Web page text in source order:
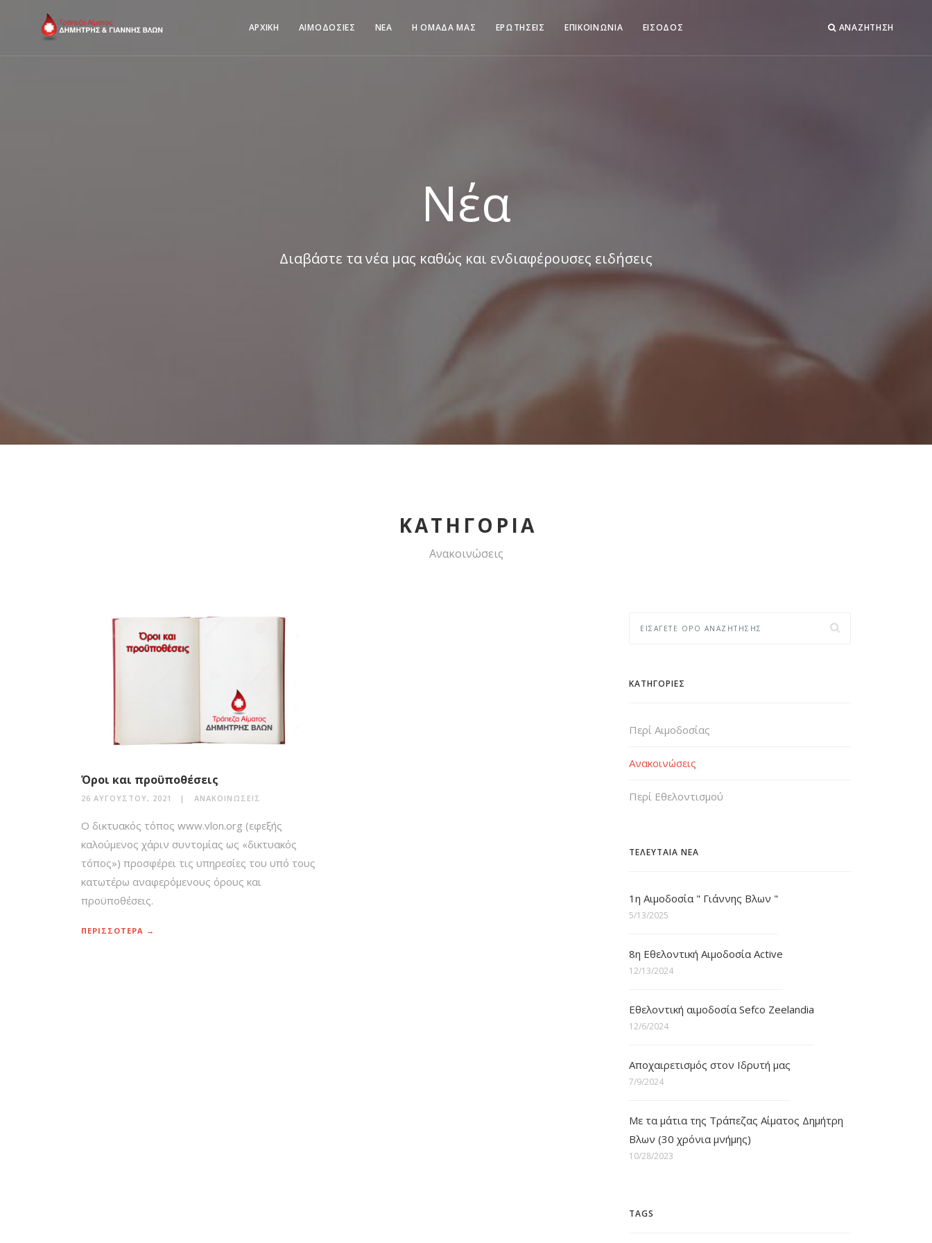
ΑΡΧΙΚΗ ΑΙΜΟΔΟΣΙΕΣ ΝΕΑ Η ΟΜΑΔΑ ΜΑΣ ΕΡΩΤΗΣΕΙΣ ΕΠΙΚΟΙΝΩΝΙΑ ΕΙΣΟΔΟΣ ΑΝΑΖΗΤΗΣΗ
Νέα
Διαβάστε τα νέα μας καθώς και ενδιαφέρουσες ειδήσεις
ΚΑΤΗΓΟΡΙΑ
Ανακοινώσεις
Όροι και προϋποθέσεις
26 ΑΥΓΟΎΣΤΟΥ, 2021 ΑΝΑΚΟΙΝΏΣΕΙΣ
O δικτυακός τόπος www.vlon.org (εφεξής
καλούμενος χάριν συντομίας ως «δικτυακός
τόπος») προσφέρει τις υπηρεσίες του υπό τους
κατωτέρω αναφερόμενους όρους και
προϋποθέσεις.
ΠΕΡΙΣΣΟΤΕΡΑ →
ΚΑΤΗΓΟΡΙΕΣ
Περί Αιμοδοσίας
Ανακοινώσεις
Περί Εθελοντισμού
ΤΕΛΕΥΤΑΙΑ ΝΕΑ
1η Αιμοδοσία " Γιάννης Βλων "
5/13/2025
8η Εθελοντική Αιμοδοσία Active
12/13/2024
Εθελοντική αιμοδοσία Sefco Zeelandia
12/6/2024
Αποχαιρετισμός στον Ιδρυτή μας
7/9/2024
Με τα μάτια της Τράπεζας Αίματος Δημήτρη
Βλων (30 χρόνια μνήμης)
10/28/2023
TAGS